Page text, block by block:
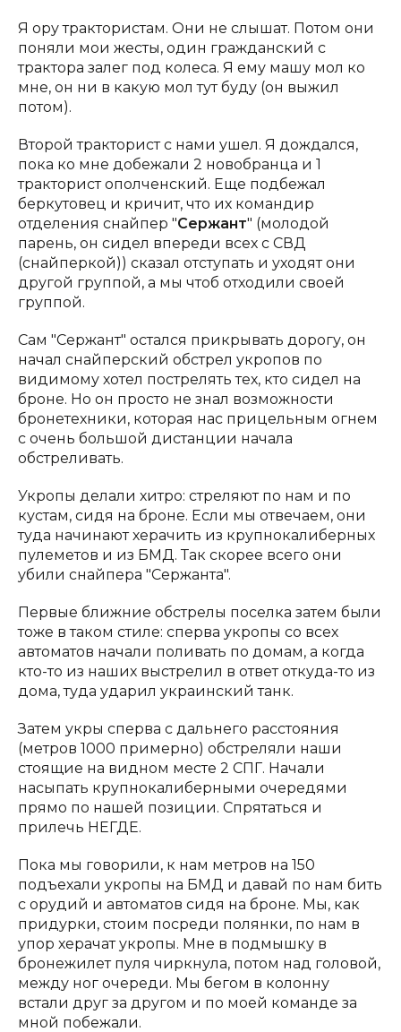
Я ору трактористам. Они не слышат. Потом они
поняли мои жесты, один гражданский с
трактора залег под колеса. Я ему машу мол ко
мне, он ни в какую мол тут буду (он выжил
потом).
Второй тракторист с нами ушел. Я дождался,
пока ко мне добежали 2 новобранца и 1
тракторист ополченский. Еще подбежал
беркутовец и кричит, что их командир
отделения снайпер "Сержант" (молодой
парень, он сидел впереди всех с СВД
(снайперкой)) сказал отступать и уходят они
другой группой, а мы чтоб отходили своей
группой.
Сам "Сержант" остался прикрывать дорогу, он
начал снайперский обстрел укропов по
видимому хотел пострелять тех, кто сидел на
броне. Но он просто не знал возможности
бронетехники, которая нас прицельным огнем
с очень большой дистанции начала
обстреливать.
Укропы делали хитро: стреляют по нам и по
кустам, сидя на броне. Если мы отвечаем, они
туда начинают херачить из крупнокалиберных
пулеметов и из БМД. Так скорее всего они
убили снайпера "Сержанта".
Первые ближние обстрелы поселка затем были
тоже в таком стиле: сперва укропы со всех
автоматов начали поливать по домам, а когда
кто-то из наших выстрелил в ответ откуда-то из
дома, туда ударил украинский танк.
Затем укры сперва с дальнего расстояния
(метров 1000 примерно) обстреляли наши
стоящие на видном месте 2 СПГ. Начали
насыпать крупнокалиберными очередями
прямо по нашей позиции. Спрятаться и
прилечь НЕГДЕ.
Пока мы говорили, к нам метров на 150
подъехали укропы на БМД и давай по нам бить
с орудий и автоматов сидя на броне. Мы, как
придурки, стоим посреди полянки, по нам в
упор херачат укропы. Мне в подмышку в
бронежилет пуля чиркнула, потом над головой,
между ног очереди. Мы бегом в колонну
встали друг за другом и по моей команде за
мной побежали.